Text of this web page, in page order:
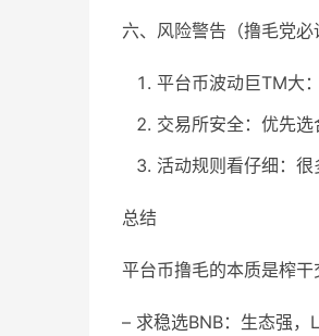
六、风险警告（撸毛党必
平台币波动巨TM大
交易所安全：优先
活动规则看仔细：
总结
平台币撸毛的本质是榨干
– 求稳选BNB：生态强